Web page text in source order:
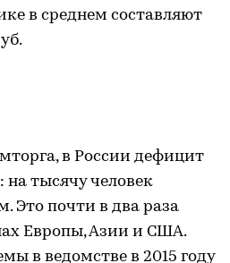
в среднем составляют
в России дефицит
тысячу человек
Это почти в два раза
Европы, Азии и США.
в ведомстве в 2015 году